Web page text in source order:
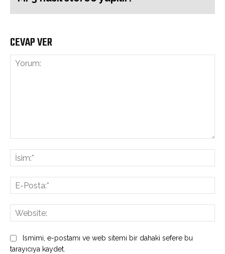
CEVAP VER
Ismimi, e-postamı ve web sitemi bir dahaki sefere bu
tarayıcıya kaydet.